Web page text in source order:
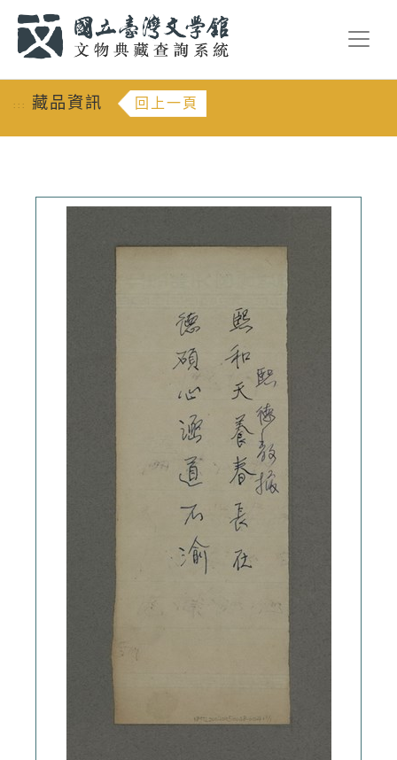
::: 藏品資訊 回上一頁